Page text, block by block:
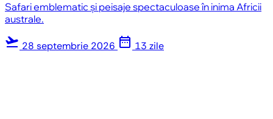
Safari emblematic și peisaje spectaculoase în inima Africii
australe.
flight_takeoff 28 septembrie 2026 date_range 13 zile